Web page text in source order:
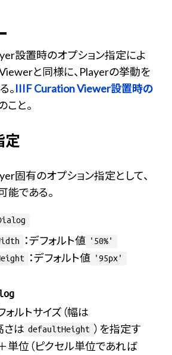
設置時のオプション指定によ
と同様に、Playerの挙動を
。IIIF Curation Viewer設置時の
こと。
定
固有のオプション指定として、
である。
：デフォルト値
'50%'
：デフォルト値 '95px'
ルトサイズ（幅は
さは defaultHeight ）を指定す
単位（ピクセル単位であれば